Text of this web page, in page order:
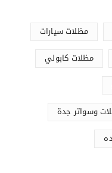
مظلات سيارات
مظلات كابولي
وسواتر جدة